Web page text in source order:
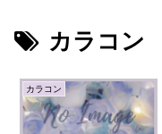
カラコン
カラコン